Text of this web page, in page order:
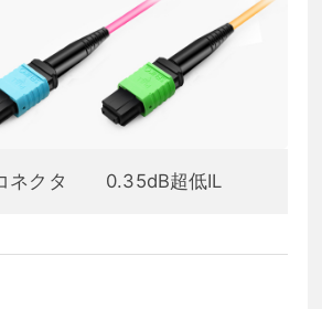
ネクタ 0.35dB超低IL